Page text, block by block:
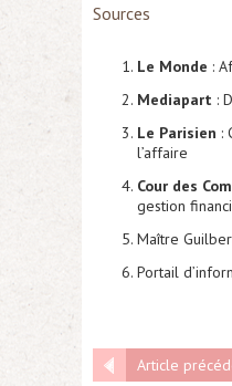
Sources
Le Monde :
Mediapart :
Le Parisien :
l’affaire
Cour des
gestion
Maître
Portail
Article